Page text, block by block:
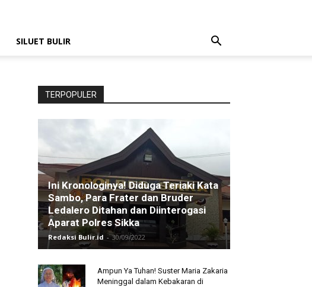
SILUET BULIR
TERPOPULER
Ini Kronologinya! Diduga Teriaki Kata
Sambo, Para Frater dan Bruder
Ledalero Ditahan dan Diinterogasi
Aparat Polres Sikka
Redaksi Bulir.id - 30/09/2022
Ampun Ya Tuhan! Suster Maria Zakaria
Meninggal dalam Kebakaran di